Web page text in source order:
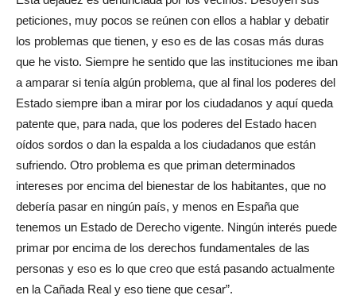
peticiones, muy pocos se reúnen con ellos a hablar y debatir
los problemas que tienen, y eso es de las cosas más duras
que he visto. Siempre he sentido que las instituciones me iban
a amparar si tenía algún problema, que al final los poderes del
Estado siempre iban a mirar por los ciudadanos y aquí queda
patente que, para nada, que los poderes del Estado hacen
oídos sordos o dan la espalda a los ciudadanos que están
sufriendo. Otro problema es que priman determinados
intereses por encima del bienestar de los habitantes, que no
debería pasar en ningún país, y menos en España que
tenemos un Estado de Derecho vigente. Ningún interés puede
primar por encima de los derechos fundamentales de las
personas y eso es lo que creo que está pasando actualmente
en la Cañada Real y eso tiene que cesar”.